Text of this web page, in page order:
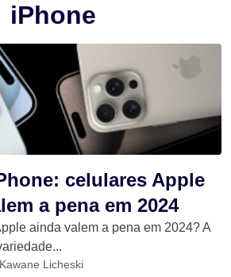
iPhone
celulares Apple
a pena em 2024
ainda valem a pena em 2024? A
Licheski